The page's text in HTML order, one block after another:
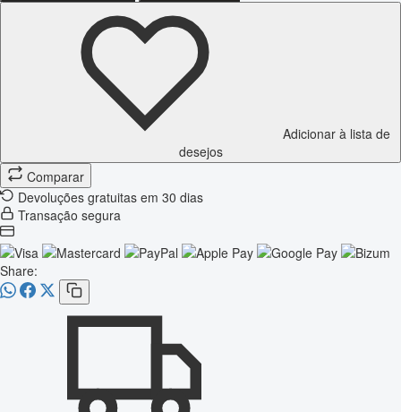
Adicionar à lista de
desejos
Comparar
Devoluções gratuitas em 30 dias
Transação segura
Share: